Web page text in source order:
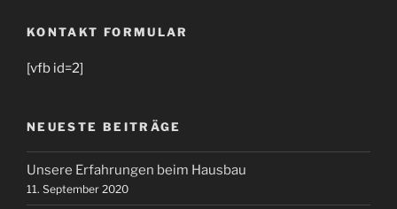
KONTAKT FORMULAR
[vfb id=2]
NEUESTE BEITRÄGE
Unsere Erfahrungen beim Hausbau
11. September 2020